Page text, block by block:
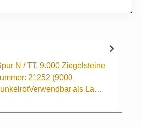
N / TT, 9.000 Ziegelsteine
21252 (9000
als La…